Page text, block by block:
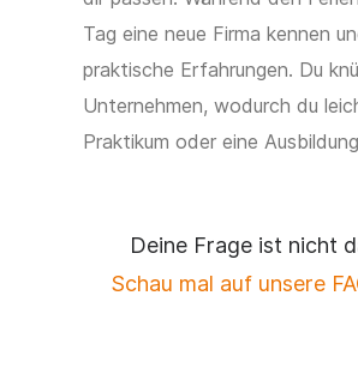
Tag eine neue Firma kennen
praktische Erfahrungen. Du
Unternehmen, wodurch du
Praktikum oder eine
Deine Frage ist nicht
Schau mal auf unsere